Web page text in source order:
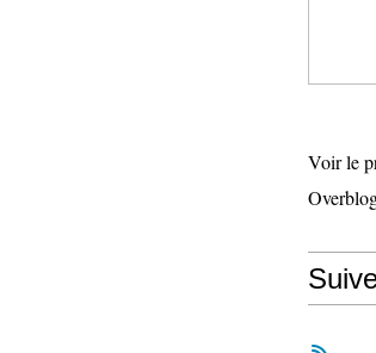
Voir le